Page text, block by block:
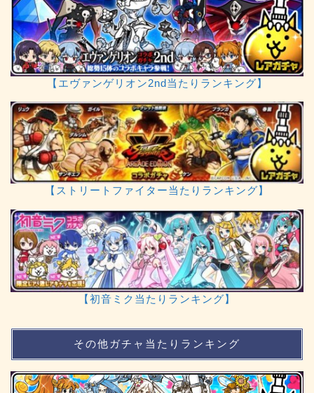
【エヴァンゲリオン2nd当たりランキング】
【ストリートファイター当たりランキング】
【初音ミク当たりランキング】
その他ガチャ当たりランキング